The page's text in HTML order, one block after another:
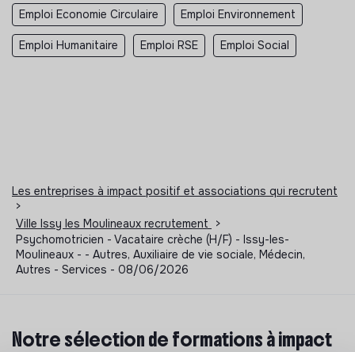
Emploi Economie Circulaire Emploi Environnement
Emploi Humanitaire Emploi RSE Emploi Social
Les entreprises à impact positif et associations qui recrutent
>
Ville Issy les Moulineaux recrutement
>
Psychomotricien - Vacataire crèche (H/F) - Issy-les-
Moulineaux - - Autres, Auxiliaire de vie sociale, Médecin,
Autres - Services - 08/06/2026
Notre sélection de formations à impact